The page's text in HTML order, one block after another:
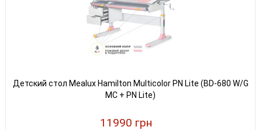
Детский стол Mealux Hamilton Multicolor PN Lite (BD-680 W/G
MC + PN Lite)
11990 грн